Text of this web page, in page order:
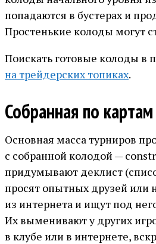
попадаются в бустерах и
Простенькие колоды могут
Поискать готовые колоды в
на трейдерских топиках.
Собранная по
Основная масса турниров
с собранной колодой —
придумывают деклист
просят опытных друзей или
из интернета и ищут под
Их выменивают у других
в клубе или в интернете,